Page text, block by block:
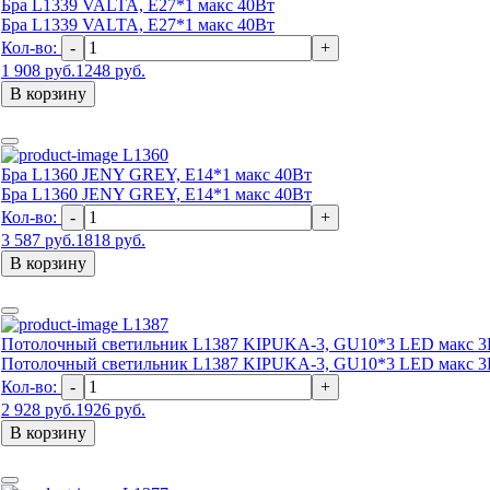
Бра L1339 VALTA, Е27*1 макс 40Вт
Бра L1339 VALTA, Е27*1 макс 40Вт
Кол-во:
-
+
1 908 руб.1248 руб.
В корзину
L1360
Бра L1360 JENY GREY, Е14*1 макс 40Вт
Бра L1360 JENY GREY, Е14*1 макс 40Вт
Кол-во:
-
+
3 587 руб.1818 руб.
В корзину
L1387
Потолочный светильник L1387 KIPUKA-3, GU10*3 LED макс
Потолочный светильник L1387 KIPUKA-3, GU10*3 LED макс
Кол-во:
-
+
2 928 руб.1926 руб.
В корзину